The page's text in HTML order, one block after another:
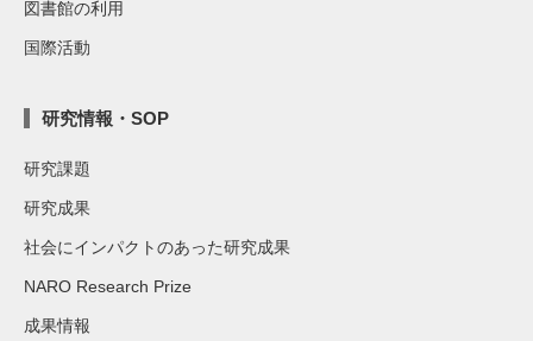
図書館の利用
国際活動
研究情報・SOP
研究課題
研究成果
社会にインパクトのあった研究成果
NARO Research Prize
成果情報